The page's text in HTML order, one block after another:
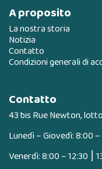
A proposito
La nostra storia
Notizia
Contatto
Condizioni generali di
Contatto
43 bis Rue Newton,
Lunedì – Giovedì: 8:00 –
Venerdì: 8:00 – 12:30 ⎮